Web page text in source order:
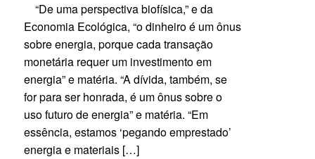
“De uma perspectiva biofísica,” e da
Economia Ecológica, “o dinheiro é um ônus
sobre energia, porque cada transação
monetária requer um investimento em
energia” e matéria. “A dívida, também, se
for para ser honrada, é um ônus sobre o
uso futuro de energia” e matéria. “Em
essência, estamos ‘pegando emprestado’
energia e materiais […]